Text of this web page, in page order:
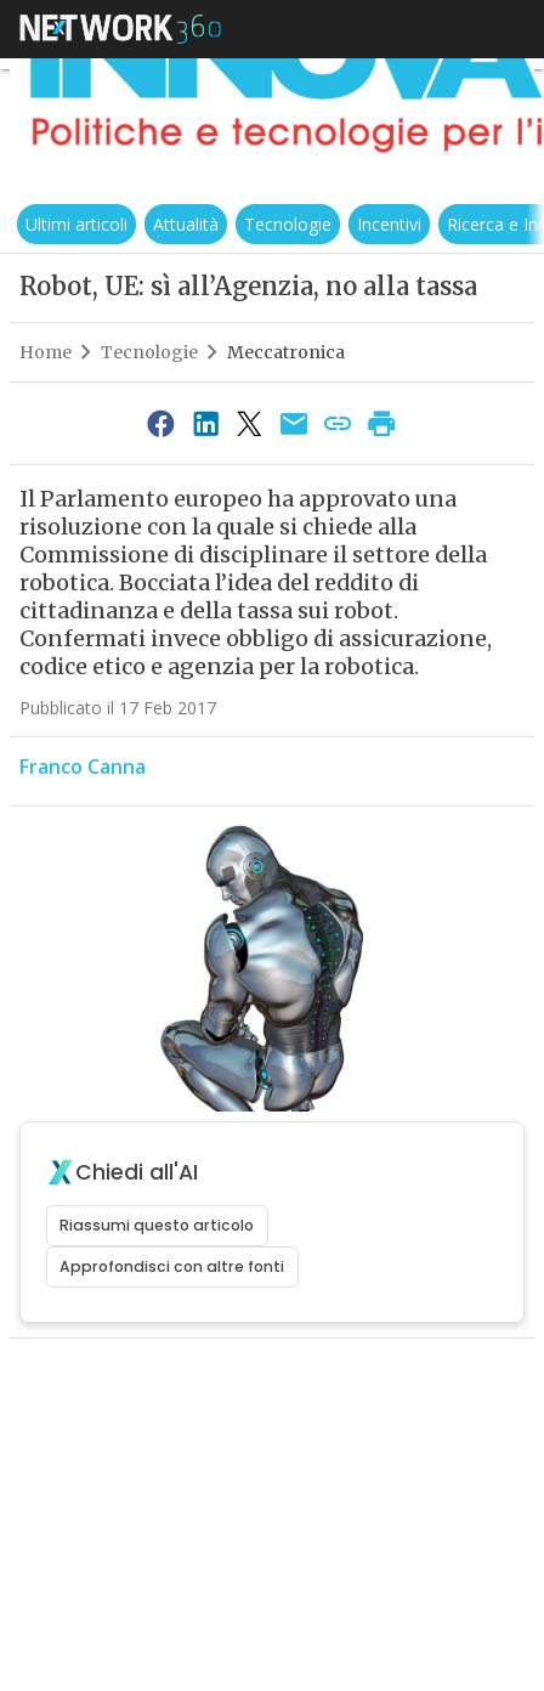
Ultimi articoli Attualità Tecnologie Incentivi Ricerca e
Robot, UE: sì all’Agenzia, no alla tassa
Home Tecnologie Meccatronica
Il Parlamento europeo ha approvato una
risoluzione con la quale si chiede alla
Commissione di disciplinare il settore della
robotica. Bocciata l’idea del reddito di
cittadinanza e della tassa sui robot.
Confermati invece obbligo di assicurazione,
codice etico e agenzia per la robotica.
Pubblicato il 17 Feb 2017
Franco Canna
Chiedi all'AI
Riassumi questo articolo
Approfondisci con altre fonti